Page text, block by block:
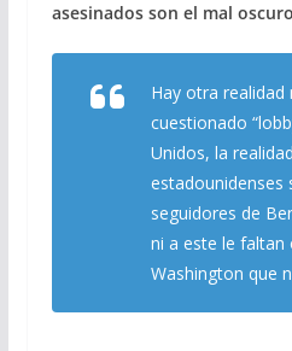
asesinados son el mal
Hay otra realidad
cuestionado
Unidos, la
estadounidenses
seguidores de
ni a este le faltan
Washington que